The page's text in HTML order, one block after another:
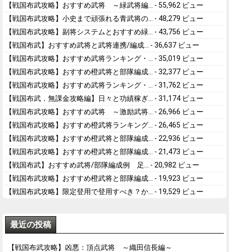
【戦国布武攻略】おすすめ武将 ～緑武将編...
- 55,962 ビュー
【戦国布武攻略】小史まで頑張れる青武将の...
- 48,279 ビュー
【戦国布武攻略】副将システムとおすすめ緑...
- 43,756 ビュー
【戦国布武】おすすめ武将と武将連携/編成...
- 36,637 ビュー
【戦国布武攻略】おすすめ武将ランキング・...
- 35,019 ビュー
【戦国布武攻略】おすすめ橙武将と部隊編成...
- 32,377 ビュー
【戦国布武攻略】おすすめ武将ランキング・...
- 31,762 ビュー
【戦国布武．無課金攻略編】日々と功績稼ぎ...
- 31,174 ビュー
【戦国布武攻略】おすすめ武将 ～激励武将...
- 26,966 ビュー
【戦国布武攻略】おすすめ橙武将ランキング...
- 26,465 ビュー
【戦国布武攻略】おすすめ橙武将と部隊編成...
- 22,936 ビュー
【戦国布武攻略】おすすめ橙武将と部隊編成...
- 21,473 ビュー
【戦国布武】おすすめ武将/部隊編成例 足...
- 20,982 ビュー
【戦国布武攻略】おすすめ橙武将と部隊編成...
- 19,923 ビュー
【戦国布武攻略】限定登用で登用すべき？か...
- 19,529 ビュー
最近の投稿
【戦国布武攻略】凶悪：頂点武将 ～織田信長編～